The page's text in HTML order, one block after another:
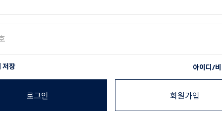
저장 아이디/비
로그인 회원가입